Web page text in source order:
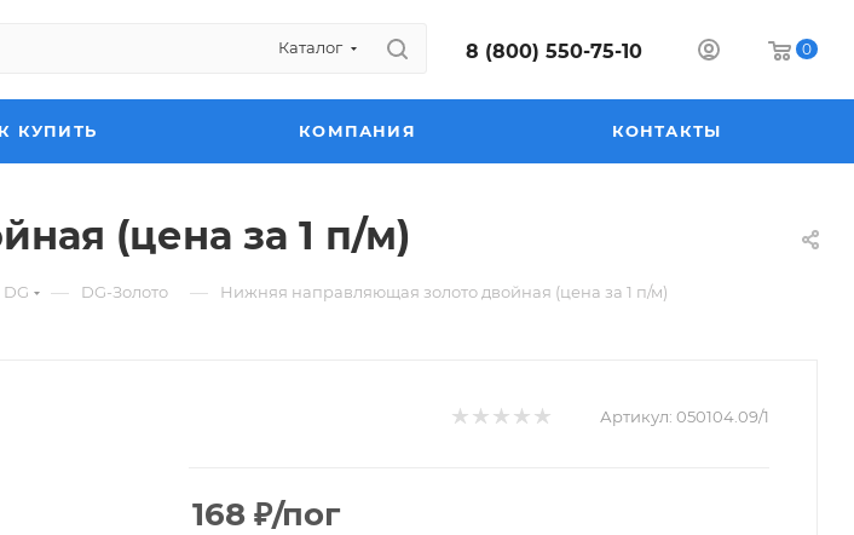
Каталог 8 (800) 550-75-10 0
КУПИТЬ КОМПАНИЯ КОНТАКТЫ
(цена за 1 п/м)
DG — DG-Золото — Нижняя направляющая золото двойная (цена за 1 п/м)
Артикул: 050104.09/1
168 ₽/пог